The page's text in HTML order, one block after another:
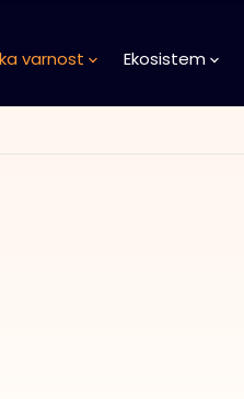
varnost Ekosistem